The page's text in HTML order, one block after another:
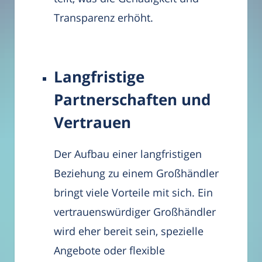
Transparenz erhöht.
Langfristige
Partnerschaften und
Vertrauen
Der Aufbau einer langfristigen
Beziehung zu einem Großhändler
bringt viele Vorteile mit sich. Ein
vertrauenswürdiger Großhändler
wird eher bereit sein, spezielle
Angebote oder flexible